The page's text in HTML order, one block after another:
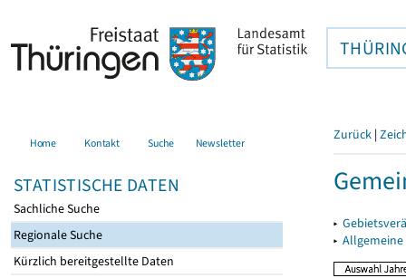
Home Kontakt Suche Newsletter
STATISTISCHE DATEN
Sachliche Suche
Regionale Suche
Kürzlich bereitgestellte Daten
Zurück |
▸
▸